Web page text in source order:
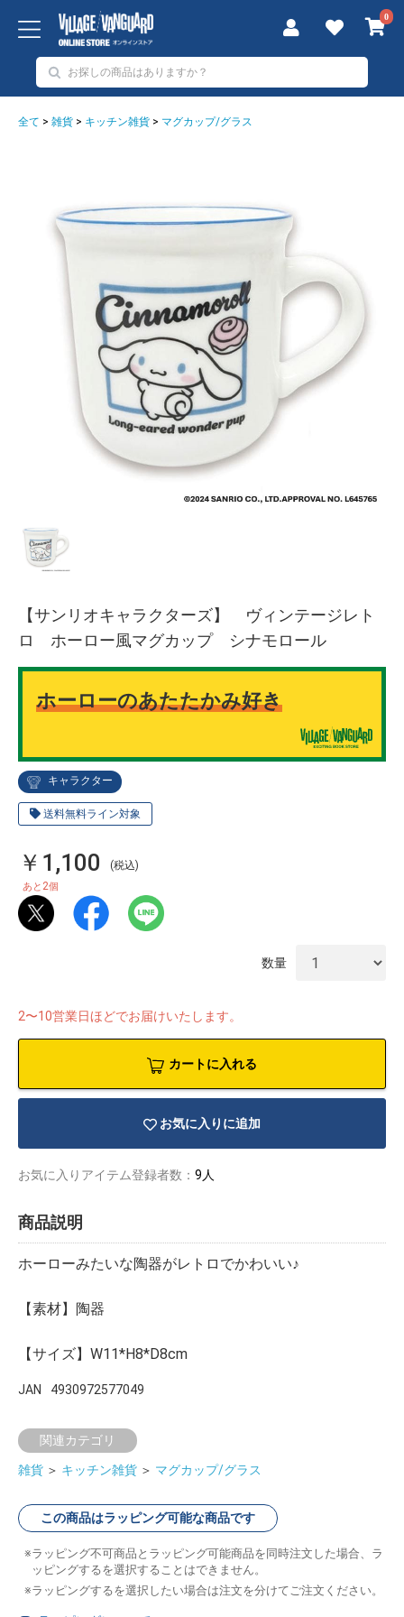
0
全て > 雑貨 > キッチン雑貨 > マグカップ/グラス
キャラクター
送料無料ライン対象
【サンリオキャラクターズ】 ヴィンテージレト
ロ ホーロー風マグカップ シナモロール
ホーローのあたたかみ好き
￥1,100 (税込)
あと 2個
数量
2〜10営業日ほどでお届けいたします。
カートに入れる
お気に入りに追加
お気に入りアイテム登録者数： 9人
商品説明
ホーローみたいな陶器がレトロでかわいい♪
【素材】陶器
【サイズ】W11*H8*D8cm
JAN 4930972577049
関連カテゴリ
雑貨 ＞ キッチン雑貨 ＞ マグカップ/グラス
この商品はラッピング可能な商品です
ラッピング不可商品とラッピング可能商品を同時注文した場合、ラ
ッピングするを選択することはできません。
ラッピングするを選択したい場合は注文を分けてご注文ください。
アダルトグ